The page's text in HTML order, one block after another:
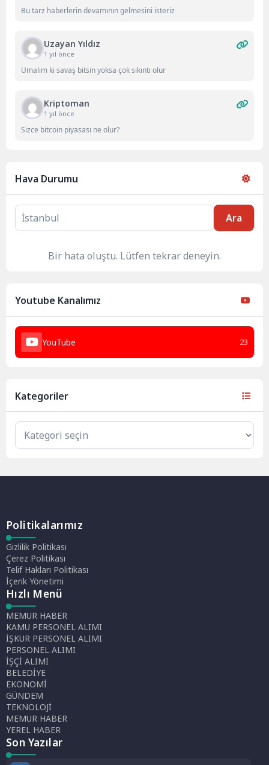
Bu tarz haberlerin devamının gelmesini isteriz
Uzayan Yıldız
1 yıl önce
Umalım ki savaş bitsin yoksa çok sıkıntı olur
Kriptoman
1 yıl önce
Sizce bitcoin piyasası ne olur?
Hava Durumu
Ara
Bir hata oluştu. Lütfen tekrar deneyin.
Youtube Kanalımız
YouTube 23
Kategoriler
Politikalarımız
Gizlilik Politikası
Çerez Politikası
Telif Hakları Politikası
İçerik Yönetimi
Hızlı Menü
MEMUR HABER
KAMU PERSONEL ALIMI
İŞKUR PERSONEL ALIMI
PERSONEL ALIMI
İŞÇİ ALIMI
BELEDİYE
EKONOMİ
GÜNDEM
TEKNOLOJİ
MEMUR HABER
YEREL HABER
Son Yazılar